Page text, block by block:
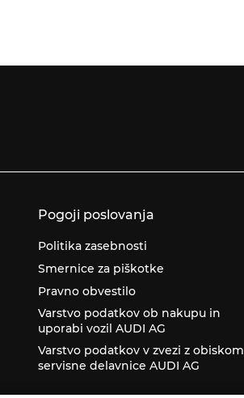
Pogoji poslovanja
Politika zasebnosti
Smernice za piškotke
Pravno obvestilo
Varstvo podatkov ob nakupu in
uporabi vozil AUDI AG
Varstvo podatkov v zvezi z obiskom
servisne delavnice AUDI AG